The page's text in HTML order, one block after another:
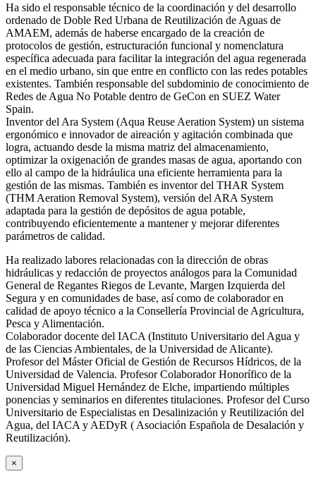
Ha sido el responsable técnico de la coordinación y del desarrollo
ordenado de Doble Red Urbana de Reutilización de Aguas de
AMAEM, además de haberse encargado de la creación de
protocolos de gestión, estructuración funcional y nomenclatura
específica adecuada para facilitar la integración del agua regenerada
en el medio urbano, sin que entre en conflicto con las redes potables
existentes. También responsable del subdominio de conocimiento de
Redes de Agua No Potable dentro de GeCon en SUEZ Water
Spain.
Inventor del Ara System (Aqua Reuse Aeration System) un sistema
ergonómico e innovador de aireación y agitación combinada que
logra, actuando desde la misma matriz del almacenamiento,
optimizar la oxigenación de grandes masas de agua, aportando con
ello al campo de la hidráulica una eficiente herramienta para la
gestión de las mismas. También es inventor del THAR System
(THM Aeration Removal System), versión del ARA System
adaptada para la gestión de depósitos de agua potable,
contribuyendo eficientemente a mantener y mejorar diferentes
parámetros de calidad.
Ha realizado labores relacionadas con la dirección de obras
hidráulicas y redacción de proyectos análogos para la Comunidad
General de Regantes Riegos de Levante, Margen Izquierda del
Segura y en comunidades de base, así como de colaborador en
calidad de apoyo técnico a la Consellería Provincial de Agricultura,
Pesca y Alimentación.
Colaborador docente del IACA (Instituto Universitario del Agua y
de las Ciencias Ambientales, de la Universidad de Alicante).
Profesor del Máster Oficial de Gestión de Recursos Hídricos, de la
Universidad de Valencia. Profesor Colaborador Honorífico de la
Universidad Miguel Hernández de Elche, impartiendo múltiples
ponencias y seminarios en diferentes titulaciones. Profesor del Curso
Universitario de Especialistas en Desalinización y Reutilización del
Agua, del IACA y AEDyR ( Asociación Española de Desalación y
Reutilización).
×